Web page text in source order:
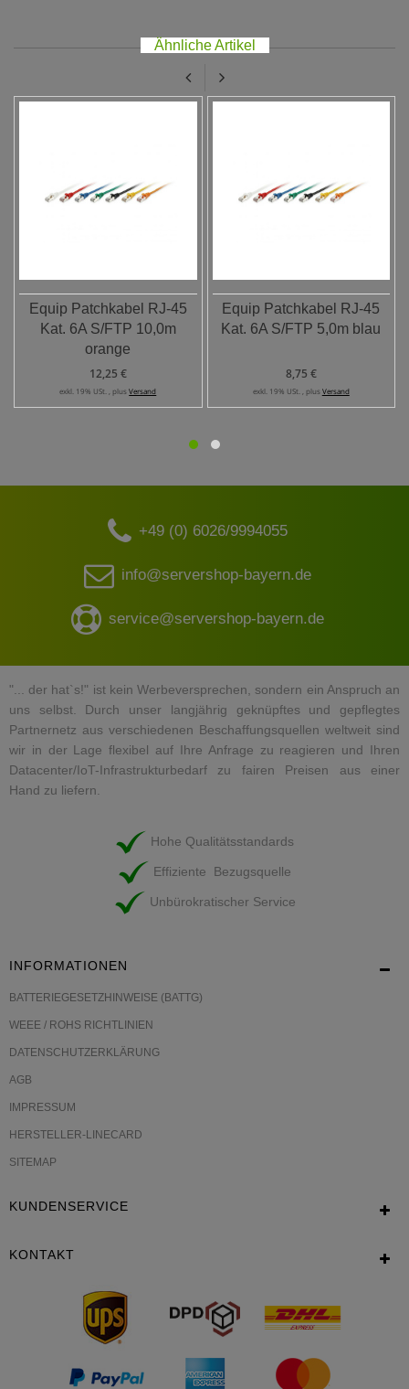
Ähnliche Artikel
Equip Patchkabel RJ-45
Kat. 6A S/FTP 10,0m
orange
12,25 €
exkl. 19% USt. , plusVersand
Equip Patchkabel RJ-45
Kat. 6A S/FTP 5,0m blau
8,75 €
exkl. 19% USt. , plus Versand
+49 (0) 6026/9994055
info@servershop-bayern.de
service@servershop-bayern.de
"... der hat`s!" ist kein Werbeversprechen, sondern ein Anspruch an
uns selbst. Durch unser langjährig geknüpftes und gepflegtes
Partnernetz aus verschiedenen Beschaffungsquellen weltweit sind
wir in der Lage flexibel auf Ihre Anfrage zu reagieren und Ihren
Datacenter/IoT-Infrastrukturbedarf zu fairen Preisen aus einer
Hand zu liefern.
Hohe Qualitätsstandards
Effiziente Bezugsquelle
Unbürokratischer Service
INFORMATIONEN
BATTERIEGESETZHINWEISE (BATTG)
WEEE / ROHS RICHTLINIEN
DATENSCHUTZERKLÄRUNG
AGB
IMPRESSUM
HERSTELLER-LINECARD
SITEMAP
KUNDENSERVICE
KONTAKT